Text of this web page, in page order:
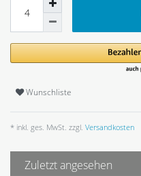
Wunschliste
* inkl. ges. MwSt. zzgl. Versandkosten
Zuletzt angesehen